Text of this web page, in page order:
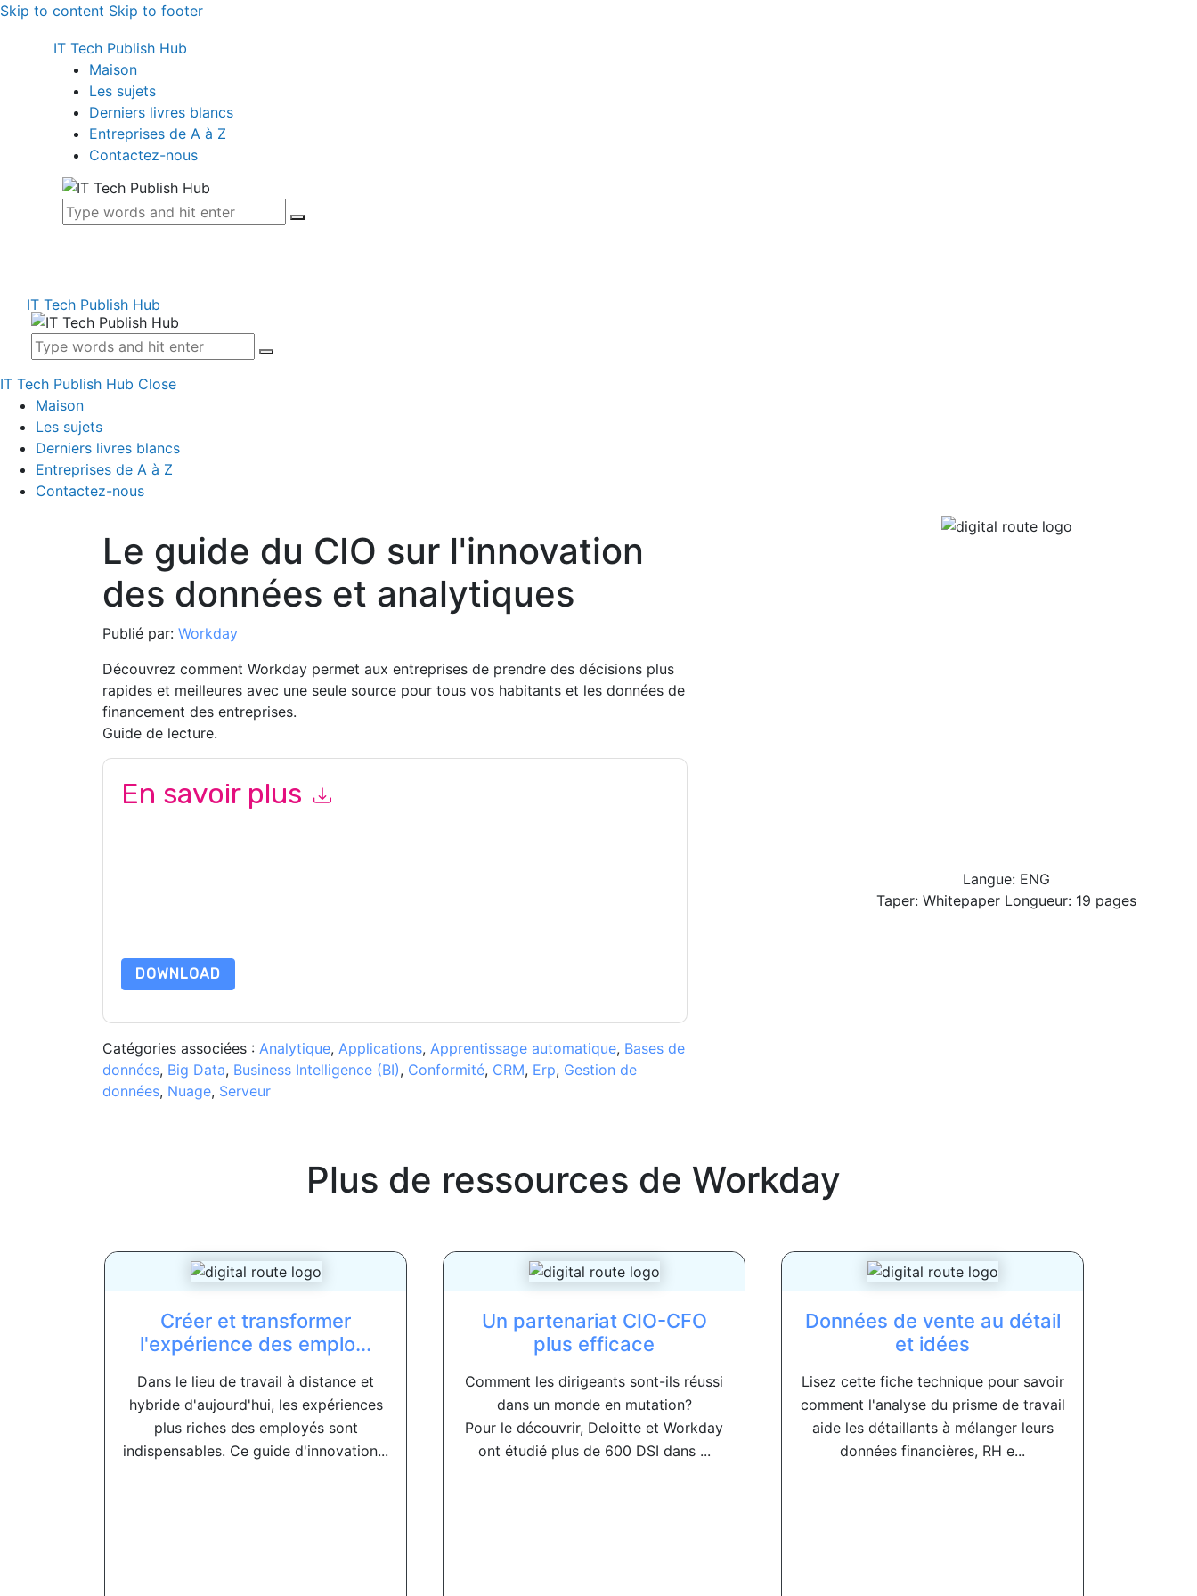
Skip to content Skip to footer
IT Tech Publish Hub
Maison
Les sujets
Derniers livres blancs
Entreprises de A à Z
Contactez-nous
IT Tech Publish Hub
IT Tech Publish Hub Close
Maison
Les sujets
Derniers livres blancs
Entreprises de A à Z
Contactez-nous
Le guide du CIO sur l'innovation
des données et analytiques
Publié par: Workday
Découvrez comment Workday permet aux entreprises de prendre des décisions plus
rapides et meilleures avec une seule source pour tous vos habitants et les données de
financement des entreprises.
Guide de lecture.
En savoir plus
DOWNLOAD
Catégories associées : Analytique, Applications, Apprentissage automatique, Bases de
données, Big Data, Business Intelligence (BI), Conformité, CRM, Erp, Gestion de
données, Nuage, Serveur
Langue: ENG
Taper: Whitepaper Longueur: 19 pages
Plus de ressources de Workday
Créer et transformer
l'expérience des emplo...
Dans le lieu de travail à distance et
hybride d'aujourd'hui, les expériences
plus riches des employés sont
indispensables. Ce guide d'innovation...
Un partenariat CIO-CFO
plus efficace
Comment les dirigeants sont-ils réussi
dans un monde en mutation?
Pour le découvrir, Deloitte et Workday
ont étudié plus de 600 DSI dans ...
Données de vente au détail
et idées
Lisez cette fiche technique pour savoir
comment l'analyse du prisme de travail
aide les détaillants à mélanger leurs
données financières, RH e...